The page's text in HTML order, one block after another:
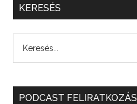
KERESÉS
PODCAST FELIRATKOZÁS